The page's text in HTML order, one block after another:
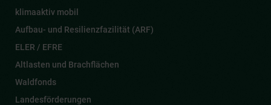
klimaaktiv mobil
Aufbau- und Resilienzfazilität (ARF)
ELER / EFRE
Altlasten und Brachflächen
Waldfonds
Landesförderungen